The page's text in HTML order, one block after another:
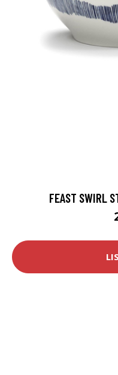
FEAST SWIRL